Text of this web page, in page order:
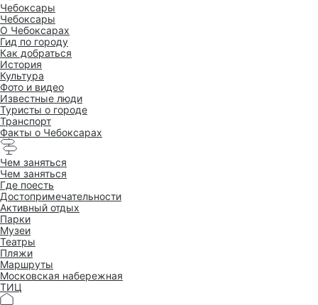
Чебоксары
Чебоксары
O Чебоксарах
Гид по городу
Как добраться
История
Культура
Фото и видео
Известные люди
Туристы о городе
Транспорт
Факты о Чебоксарах
Чем заняться
Чем заняться
Где поесть
Достопримеча­тельности
Активный отдых
Парки
Музеи
Театры
Пляжи
Маршруты
Московская набережная
ТИЦ